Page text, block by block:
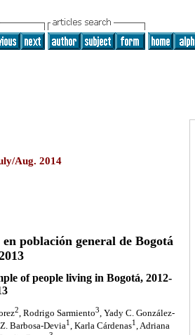
Aug. 2014
población general de Bogotá
of people living in Bogotá, 2012-
2, Rodrigo Sarmiento3, Yady C. González-
Barbosa-Devia1 , Karla Cárdenas1 , Adriana